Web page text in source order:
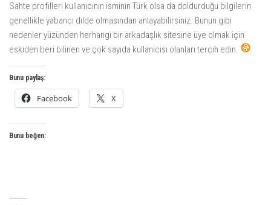
Sahte profilleri kullanıcının isminin Türk olsa da doldurduğu bilgilerin
genellikle yabancı dilde olmasından anlayabilirsiniz. Bunun gibi
nedenler yüzünden herhangi bir arkadaşlık sitesine üye olmak için
eskiden beri bilinen ve çok sayıda kullanıcısı olanları tercih edin.
Bunu paylaş:
Facebook X
Bunu beğen: